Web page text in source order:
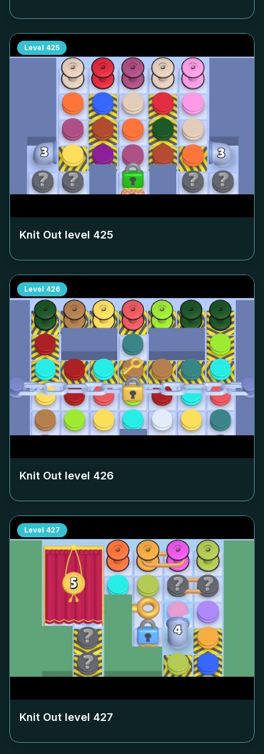
Level 425
Knit Out level 425
Level 426
Knit Out level 426
Level 427
Knit Out level 427